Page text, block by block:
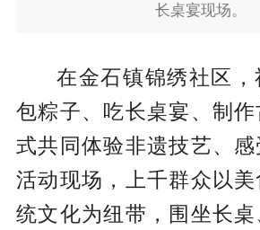
长桌宴现场。
在金石镇锦绣社区
包粽子、吃长桌宴、制
式共同体验非遗技艺、感
活动现场，上千群众以
统文化为纽带，围坐长桌